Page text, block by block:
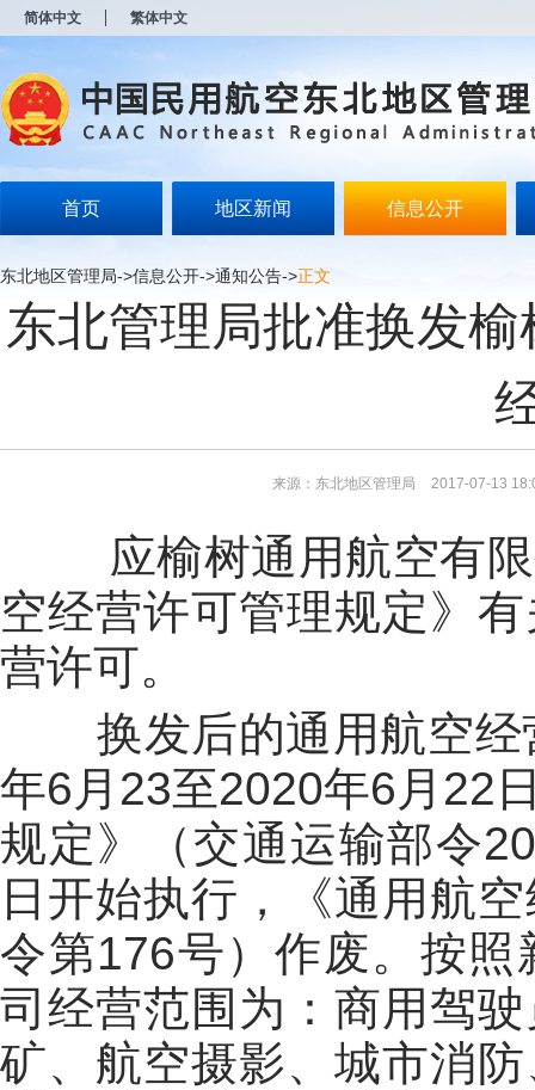
简体中文 繁体中文
首页 地区新闻 信息公开
东北地区管理局->信息公开->通知公告->正文
东北管理局批准换发
来源：东北地区管理局 2017-07-13
应榆树通用航空有限
空经营许可管理规定》
营许可。
换发后的通用航空经
年6月23至2020年6月22
规定》（交通运输部令
日开始执行，《通用航
令第176号）作废。按
司经营范围为：商用驾
矿、航空摄影、城市消
开
无
障
说
按
Alt
加
波
浪